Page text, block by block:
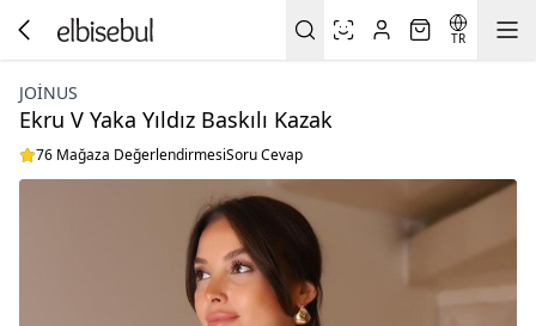
TR
JOINUS
Ekru V Yaka Yıldız Baskılı Kazak
76 Mağaza DeğerlendirmesiSoru Cevap